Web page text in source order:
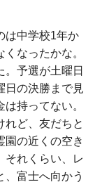
は中学校1年か
なったかな。
予選が土曜日
日の決勝まで見
持ってない。
れど、友だちと
園の近くの空き
それくらい、レ
、富士へ向かう